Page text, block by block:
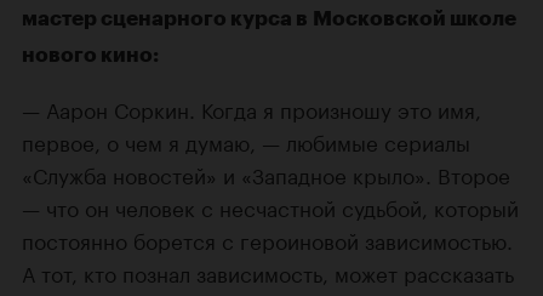
мастер сценарного курса в Московской школе
нового кино:
— Аарон Соркин. Когда я произношу это имя,
первое, о чем я думаю, — любимые сериалы
«Служба новостей» и «Западное крыло». Второе
— что он человек с несчастной судьбой, который
постоянно борется с героиновой зависимостью.
А тот, кто познал зависимость, может рассказать